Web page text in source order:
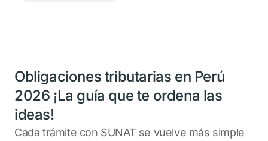
Obligaciones tributarias en Perú
2026 ¡La guía que te ordena las
ideas!
Cada trámite con SUNAT se vuelve más simple